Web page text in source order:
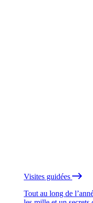
Visites guidées
Tout au long de